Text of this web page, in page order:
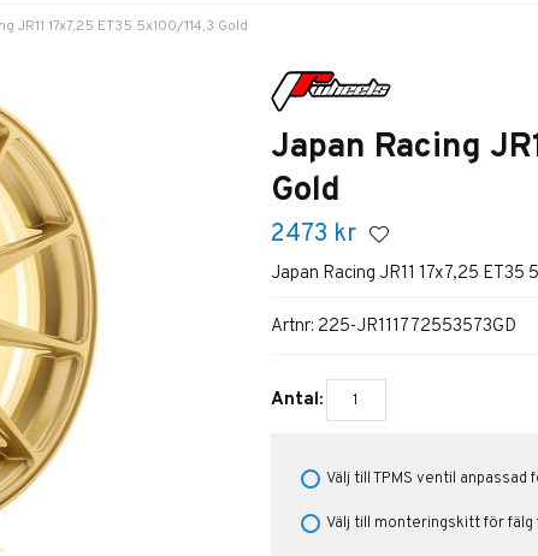
JR11 17x7,25 ET35 5x100/114,3 Gold
Japan Racing
Gold
2473 kr
Japan Racing JR11 17x7,25 ET35
Artnr: 225-JR111772553573GD
Antal:
Välj till TPMS ventil
Välj till monteringskitt för fälg